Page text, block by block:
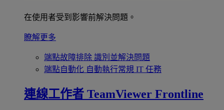
在使用者受到影響前解決問題。
瞭解更多
端點故障排除 識別並解決問題
端點自動化 自動執行常規 IT 任務
連線工作者 TeamViewer Frontline